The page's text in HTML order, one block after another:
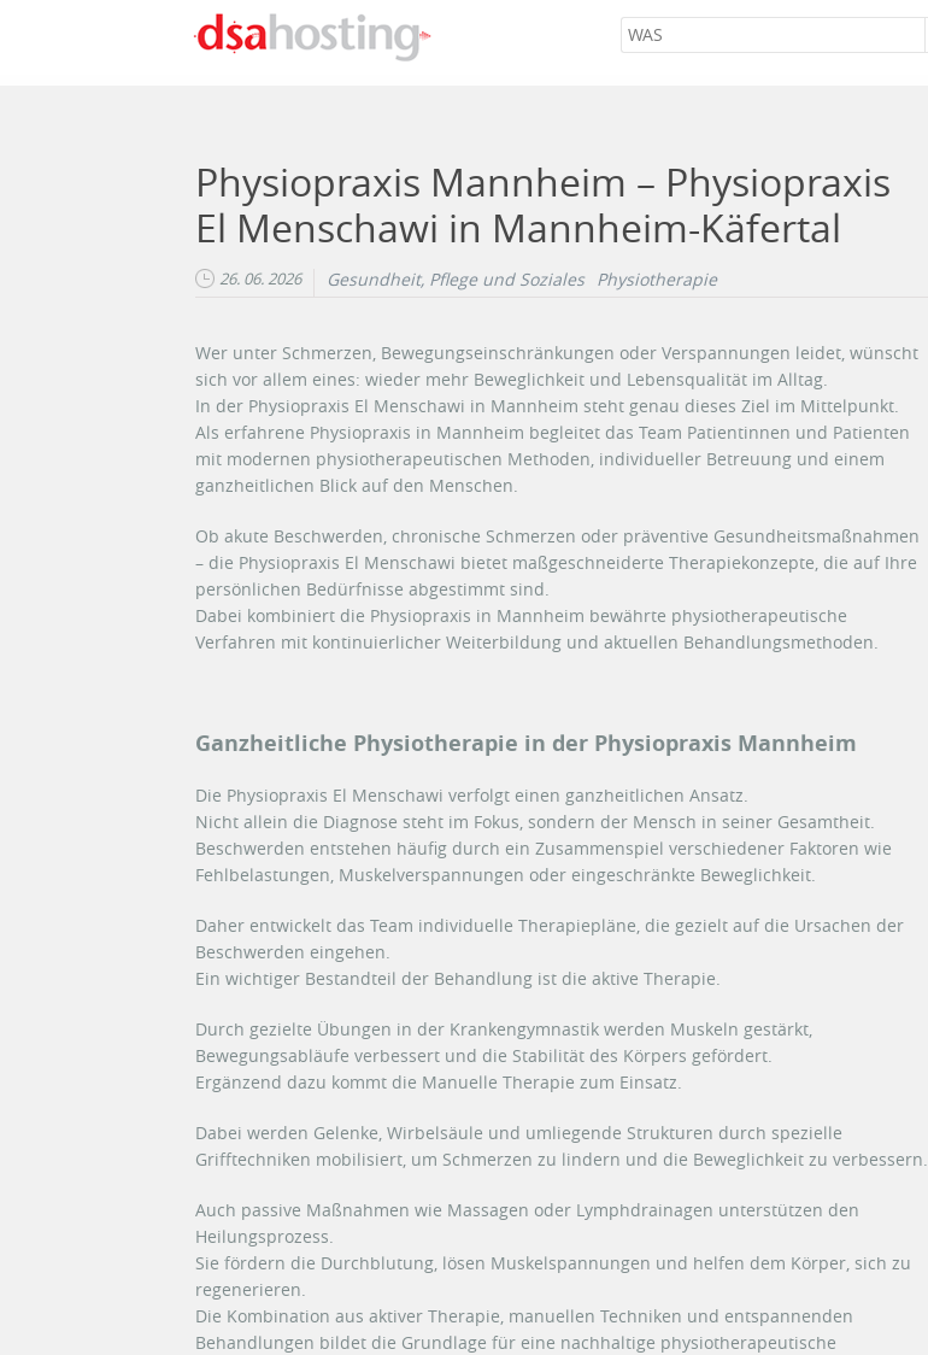
Physiopraxis Mannheim – Physiopraxis
El Menschawi in Mannheim-Käfertal
26. 06. 2026 Gesundheit, Pflege und Soziales Physiotherapie
Wer unter Schmerzen, Bewegungseinschränkungen oder Verspannungen leidet, wünscht
sich vor allem eines: wieder mehr Beweglichkeit und Lebensqualität im Alltag.
In der Physiopraxis El Menschawi in Mannheim steht genau dieses Ziel im Mittelpunkt.
Als erfahrene Physiopraxis in Mannheim begleitet das Team Patientinnen und Patienten
mit modernen physiotherapeutischen Methoden, individueller Betreuung und einem
ganzheitlichen Blick auf den Menschen.
Ob akute Beschwerden, chronische Schmerzen oder präventive Gesundheitsmaßnahmen
– die Physiopraxis El Menschawi bietet maßgeschneiderte Therapiekonzepte, die auf Ihre
persönlichen Bedürfnisse abgestimmt sind.
Dabei kombiniert die Physiopraxis in Mannheim bewährte physiotherapeutische
Verfahren mit kontinuierlicher Weiterbildung und aktuellen Behandlungsmethoden.
Ganzheitliche Physiotherapie in der Physiopraxis Mannheim
Die Physiopraxis El Menschawi verfolgt einen ganzheitlichen Ansatz.
Nicht allein die Diagnose steht im Fokus, sondern der Mensch in seiner Gesamtheit.
Beschwerden entstehen häufig durch ein Zusammenspiel verschiedener Faktoren wie
Fehlbelastungen, Muskelverspannungen oder eingeschränkte Beweglichkeit.
Daher entwickelt das Team individuelle Therapiepläne, die gezielt auf die Ursachen der
Beschwerden eingehen.
Ein wichtiger Bestandteil der Behandlung ist die aktive Therapie.
Durch gezielte Übungen in der Krankengymnastik werden Muskeln gestärkt,
Bewegungsabläufe verbessert und die Stabilität des Körpers gefördert.
Ergänzend dazu kommt die Manuelle Therapie zum Einsatz.
Dabei werden Gelenke, Wirbelsäule und umliegende Strukturen durch spezielle
Grifftechniken mobilisiert, um Schmerzen zu lindern und die Beweglichkeit zu verbessern.
Auch passive Maßnahmen wie Massagen oder Lymphdrainagen unterstützen den
Heilungsprozess.
Sie fördern die Durchblutung, lösen Muskelspannungen und helfen dem Körper, sich zu
regenerieren.
Die Kombination aus aktiver Therapie, manuellen Techniken und entspannenden
Behandlungen bildet die Grundlage für eine nachhaltige physiotherapeutische